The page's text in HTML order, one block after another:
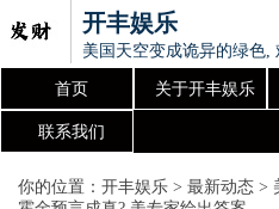
开丰娱乐
美国天空变成诡异的绿色,
首页 关于开丰娱乐
联系我们
你的位置： 开丰娱乐 > 最新动态 >